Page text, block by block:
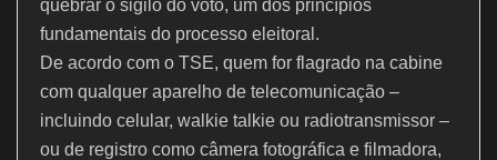
quebrar o sigilo do voto, um dos princípios
fundamentais do processo eleitoral.
De acordo com o TSE, quem for flagrado na cabine
com qualquer aparelho de telecomunicação –
incluindo celular, walkie talkie ou radiotransmissor –
ou de registro como câmera fotográfica e filmadora,